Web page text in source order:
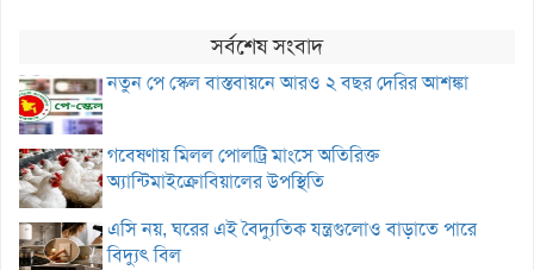
সর্বশেষ সংবাদ
নতুন পে স্কেল বাস্তবায়নে আরও ২ বছর দেরির আশঙ্কা
গবেষণায় মিলল পোলট্রি মাংসে অতিরিক্ত
অ্যান্টিমাইক্রোবিয়ালের উপস্থিতি
এসি নয়, ঘরের এই বৈদ্যুতিক যন্ত্রগুলোও বাড়াতে পারে
বিদ্যুৎ বিল